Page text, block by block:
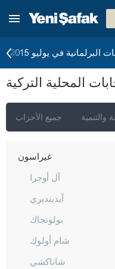
البرلمانية في يوليو 2015
المحلية التركية
جميع الأحزاب والتنمية
أدرنة
إيرزينجان
أرضروم
غازي عنتاب
غيراسون
آل أوجرا
آيدينديري
بولونجاك
شام أولوك
شاناكشي